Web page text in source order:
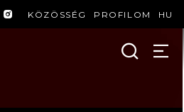
KÖZÖSSÉG PROFILOM HU